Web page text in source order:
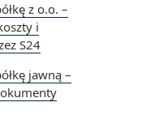
z o.o. –
i
S24
jawną –